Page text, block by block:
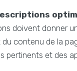
doivent donner
contenu de la
pertinents et des